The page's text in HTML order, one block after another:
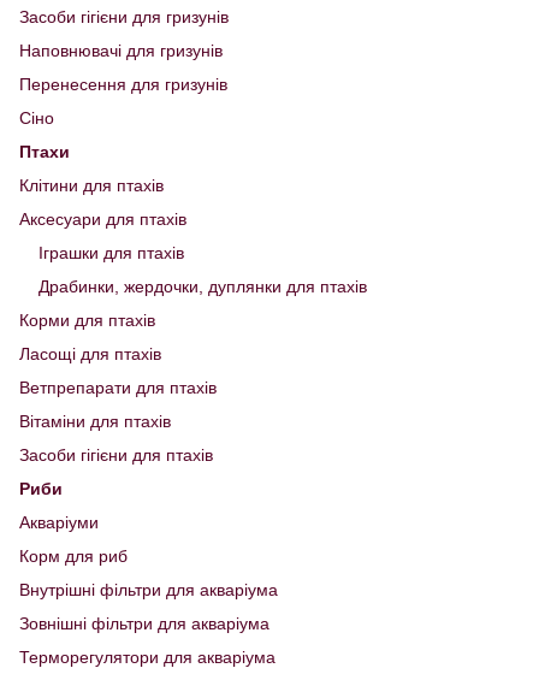
Засоби гігієни для гризунів
Наповнювачі для гризунів
Перенесення для гризунів
Сіно
Птахи
Клітини для птахів
Аксесуари для птахів
Іграшки для птахів
Драбинки, жердочки, дуплянки для птахів
Корми для птахів
Ласощі для птахів
Ветпрепарати для птахів
Вітаміни для птахів
Засоби гігієни для птахів
Риби
Акваріуми
Корм для риб
Внутрішні фільтри для акваріума
Зовнішні фільтри для акваріума
Терморегулятори для акваріума